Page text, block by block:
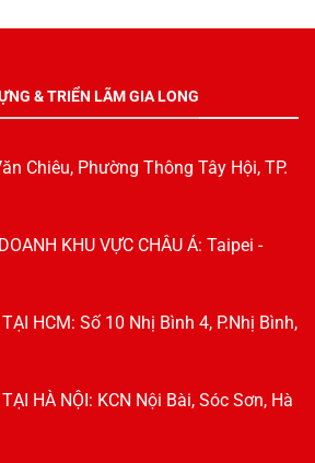
& TRIỂN LÃM GIA LONG
Chiêu, Phường Thông Tây Hội, TP.
KHU VỰC CHÂU Á: Taipei -
HCM: Số 10 Nhị Bình 4, P.Nhị Bình,
HÀ NỘI: KCN Nội Bài, Sóc Sơn, Hà